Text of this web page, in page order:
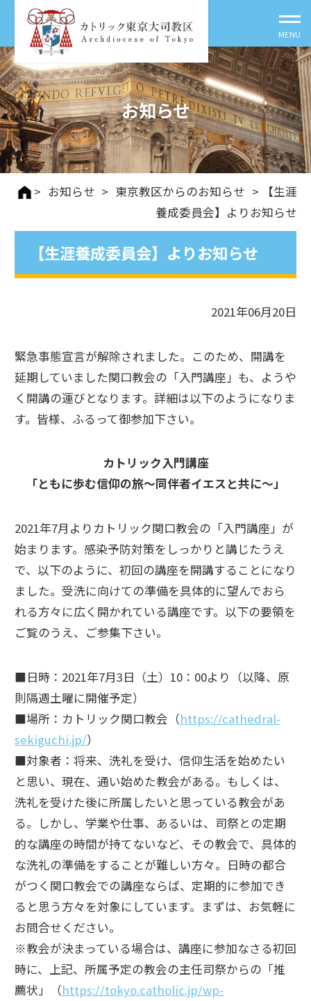
お知らせ
> お知らせ > 東京教区からのお知らせ > 【生涯
養成委員会】よりお知らせ
【生涯養成委員会】よりお知らせ
2021年06月20日
緊急事態宣言が解除されました。このため、開講を
延期していました関口教会の「入門講座」も、ようや
く開講の運びとなります。詳細は以下のようになりま
す。皆様、ふるって御参加下さい。
カトリック入門講座
「ともに歩む信仰の旅～同伴者イエスと共に～」
2021年7月よりカトリック関口教会の「入門講座」が
始まります。感染予防対策をしっかりと講じたうえ
で、以下のように、初回の講座を開講することになり
ました。受洗に向けての準備を具体的に望んでおら
れる方々に広く開かれている講座です。以下の要領を
ご覧のうえ、ご参集下さい。
■日時：2021年7月3日（土）10：00より（以降、原
則隔週土曜に開催予定）
■場所：カトリック関口教会（https://cathedral-
sekiguchi.jp/）
■対象者：将来、洗礼を受け、信仰生活を始めたい
と思い、現在、通い始めた教会がある。もしくは、
洗礼を受けた後に所属したいと思っている教会があ
る。しかし、学業や仕事、あるいは、司祭との定期
的な講座の時間が持てないなど、その教会で、具体的
な洗礼の準備をすることが難しい方々。日時の都合
がつく関口教会での講座ならば、定期的に参加でき
ると思う方々を対象にしています。まずは、お気軽に
お問合せください。
※教会が決まっている場合は、講座に参加なさる初回
時に、上記、所属予定の教会の主任司祭からの「推
薦状」（https://tokyo.catholic.jp/wp-